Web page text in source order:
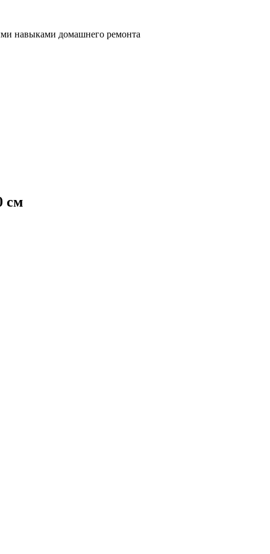
навыками домашнего ремонта
см